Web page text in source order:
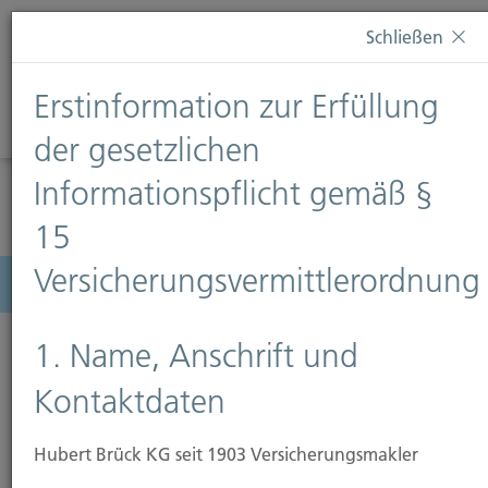
Diese Webseite verwendet Cookies. Wenn Sie weiterhin
Informationen finden Sie auf unserer SeiteDatenschutz
Diese Nachricht nicht erneut anzeigen
Menü
Grundstückshaftpflicht
Schließen
Erstinformation zur Erfüllung
der gesetzlichen
Informationspflicht gemäß §
15
Versicherungsvermittlerordnung
1. Name, Anschrift und
Kontaktdaten
Hubert Brück KG seit 1903 Versicherungsmakler